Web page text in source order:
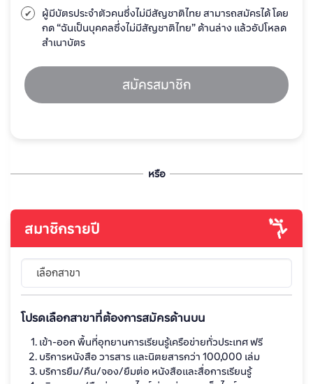
ผู้มีบัตรประจำตัวคนซึ่งไม่มีสัญชาติไทย สามารถสมัครได้ โดย
กด “ฉันเป็นบุคคลซึ่งไม่มีสัญชาติไทย” ด้านล่าง แล้วอัปโหลด
สำเนาบัตร
สมัครสมาชิก
หรือ
สมาชิกรายปี
เลือกสาขา
โปรดเลือกสาขาที่ต้องการสมัครด้านบน
เข้า-ออก พื้นที่อุทยานการเรียนรู้เครือข่ายทั่วประเทศ ฟรี
บริการหนังสือ วารสาร และนิตยสารกว่า 100,000 เล่ม
บริการยืม/คืน/จอง/ยืมต่อ หนังสือและสื่อการเรียนรู้